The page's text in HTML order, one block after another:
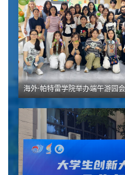
海外·帕特雷学院举办端午游园